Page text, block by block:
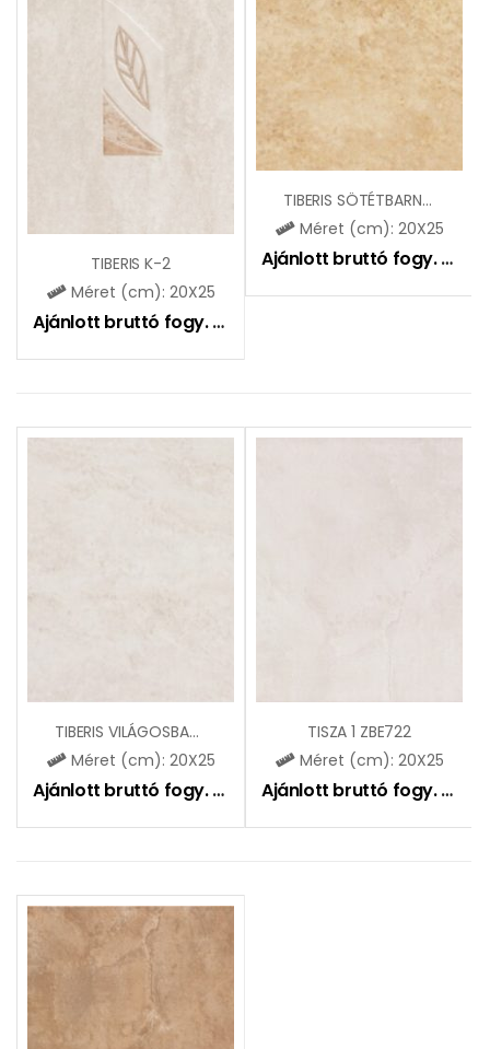
TIBERIS K-2
Méret (cm): 20X25
Ajánlott bruttó fogy. ár:
TIBERIS SÖTÉTBARNA ZBE799
Méret (cm): 20X25
Ajánlott bruttó fogy. ár:
TIBERIS VILÁGOSBARNA ZBE798
Méret (cm): 20X25
Ajánlott bruttó fogy. ár: 5195Ft
TISZA 1 ZBE722
Méret (cm): 20X25
Ajánlott bruttó fogy. ár: